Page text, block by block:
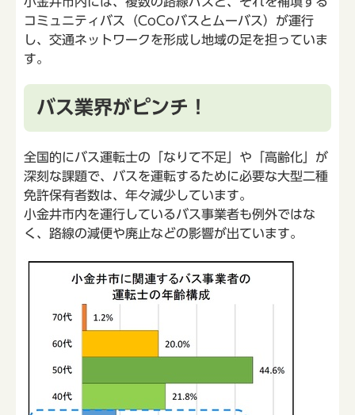
コミュニティバス（CoCoバスとムーバス）が運行
し、交通ネットワークを形成し地域の足を担っていま
す。
バス業界がピンチ！
全国的にバス運転士の「なりて不足」や「高齢化」が
深刻な課題で、バスを運転するために必要な大型二種
免許保有者数は、年々減少しています。
小金井市内を運行しているバス事業者も例外ではな
く、路線の減便や廃止などの影響が出ています。